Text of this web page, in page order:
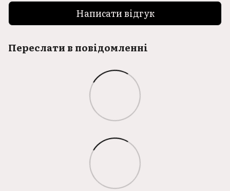
Написати відгук
Переслати в повідомленні